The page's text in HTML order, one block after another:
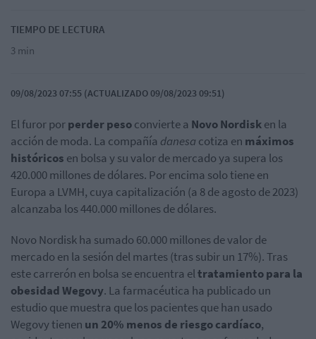
TIEMPO DE LECTURA
3 min
09/08/2023 07:55 (ACTUALIZADO 09/08/2023 09:51)
El furor porperder pesoconvierte a Novo Nordisken la
acción de moda. La compañía danesa cotiza en máximos
históricos en bolsa y su valor de mercado ya supera los
420.000 millones de dólares. Por encima solo tiene en
Europa a LVMH, cuya capitalización (a 8 de agosto de 2023)
alcanzaba los 440.000 millones de dólares.
Novo Nordisk ha sumado 60.000 millones de valor de
mercado en la sesión del martes (tras subir un 17%). Tras
este carrerón en bolsa se encuentra eltratamiento para la
obesidad Wegovy. La farmacéutica ha publicado un
estudio que muestra que los pacientes que han usado
Wegovy tienen un 20% menos de riesgo cardíaco,